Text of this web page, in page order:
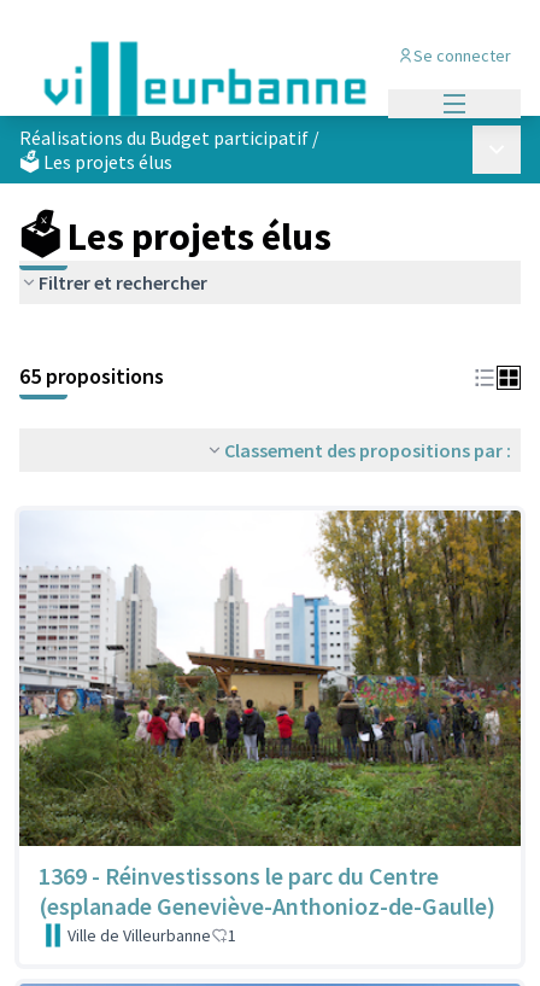
Se connecter
Réalisations du Budget participatif /
🗳️ Les projets élus
🗳️ Les projets élus
Filtrer et rechercher
+
−
65 propositions
Classement des propositions par :
1369 - Réinvestissons le parc du Centre
(esplanade Geneviève-Anthonioz-de-Gaulle)
Ville de Villeurbanne 1